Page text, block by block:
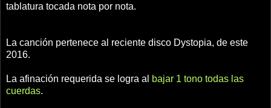
tablatura tocada nota por nota.
La canción pertenece al reciente disco Dystopia, de este
2016.
La afinación requerida se logra al
bajar 1 tono todas las
cuerdas.